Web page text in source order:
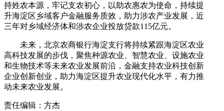
持姓农本源，牢记支农初心，以助农惠农为使命，持续提
升海淀区乡域客户金融服务质效，助力涉农产业发展，近
三年对乡域经济体和涉农企业投放贷款115亿元。
未来，北京农商银行海淀支行将持续紧跟海淀区农业
高科技发展的步伐，聚焦种源农业、智慧农业、设施农业
和生物技术等未来农业发展前沿，金融支持农业科技创新
企业创新创业，助力海淀区提升农业现代化水平，有力推
动未来农业发展。
责任编辑：方杰